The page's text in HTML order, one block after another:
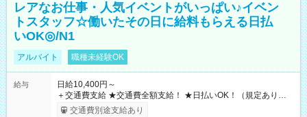
レアなお仕事・人気イベントがいっぱい♪イベン
トスタッフ☆働いたその日に給料もらえる日払
いOK◎/N1
アルバイト 職種未経験OK
給与
日給10,400円～
＋交通費支給 ★交通費全額支給！ ★日払いOK！（規定あり） ┗
働いたその日に現金GET♪ お仕事後はコンビニATMから 日払
交通費別途支給あり